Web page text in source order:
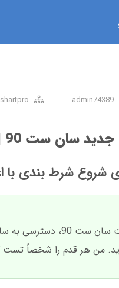
admin74389
shartpro
ست 90 | ثبت نام بدون فیلتر